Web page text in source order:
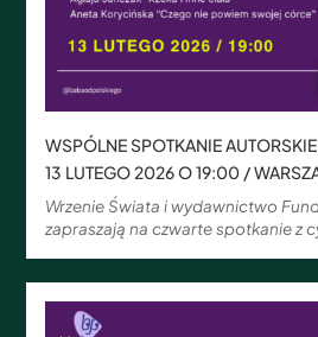
WSPÓLNE SPOTKANIE
13 LUTEGO 2026 O 19:00 /
Wrzenie Świata i wydawnictwo
zapraszają na czwarte spotkanie z